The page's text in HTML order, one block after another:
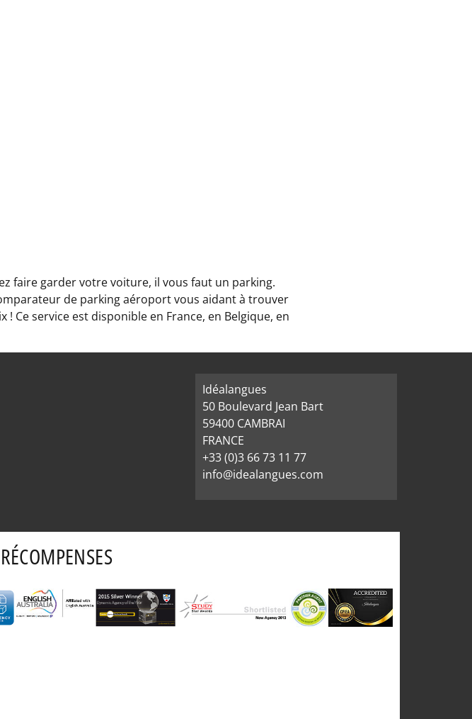
faire garder votre voiture, il vous faut un parking.
de parking aéroport vous aidant à trouver
Ce service est disponible en France, en Belgique, en
Idéalangues
50 Boulevard Jean Bart
59400 CAMBRAI
FRANCE
+33 (0)3 66 73 11 77
info@idealangues.com